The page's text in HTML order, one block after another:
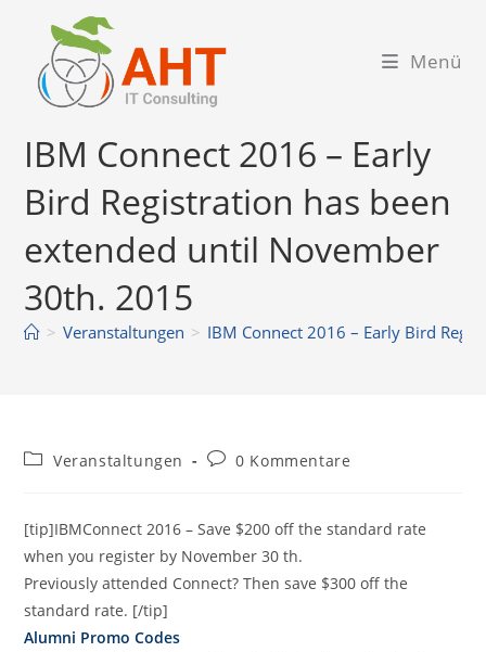
springen
Menü
IBM Connect 2016 – Early
Bird Registration has been
extended until November
30th. 2015
> Veranstaltungen > IBM Connect 2016 – Early Bird
Beitrags-
Veranstaltungen
Beitrags-
0 Kommentare
[tip]IBMConnect 2016 – Save $200 off the standard rate
when you register by November 30 th.
Previously attended Connect? Then save $300 off the
standard rate. [/tip]
Alumni Promo Codes